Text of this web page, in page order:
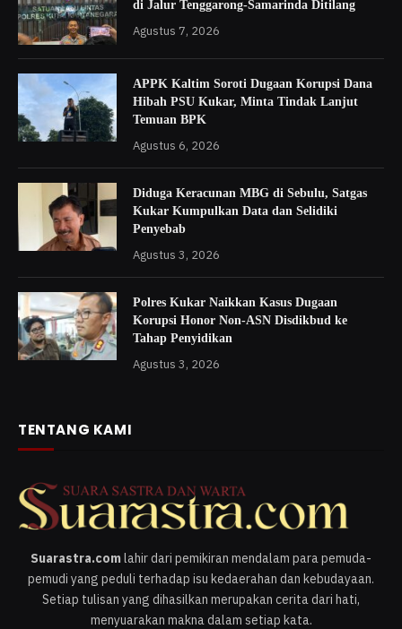
di Jalur Tenggarong-Samarinda Ditilang
Agustus 7, 2026
APPK Kaltim Soroti Dugaan Korupsi Dana
Hibah PSU Kukar, Minta Tindak Lanjut
Temuan BPK
Agustus 6, 2026
Diduga Keracunan MBG di Sebulu, Satgas
Kukar Kumpulkan Data dan Selidiki
Penyebab
Agustus 3, 2026
Polres Kukar Naikkan Kasus Dugaan
Korupsi Honor Non-ASN Disdikbud ke
Tahap Penyidikan
Agustus 3, 2026
TENTANG KAMI
Suarastra.comlahir dari pemikiran mendalam para pemuda-
pemudi yang peduli terhadap isu kedaerahan dan kebudayaan.
Setiap tulisan yang dihasilkan merupakan cerita dari hati,
menyuarakan makna dalam setiap kata.